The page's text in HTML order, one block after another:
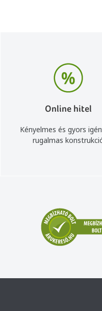
Online hitel
Kényelmes és gyors
rugalmas